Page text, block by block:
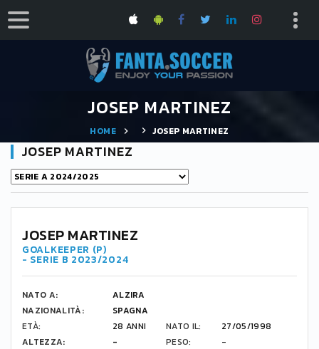
JOSEP MARTINEZ
HOME JOSEP MARTINEZ
JOSEP MARTINEZ
JOSEP MARTINEZ
GOALKEEPER (P)
- SERIE B 2023/2024
NATO A:
ALZIRA
NAZIONALITÀ:
SPAGNA
ETÀ:
28 ANNI NATO IL:
27/05/1998
ALTEZZA:
- PESO: -